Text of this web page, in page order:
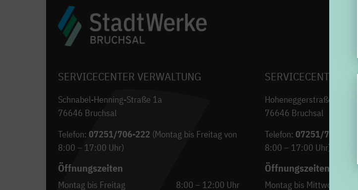
SERVICECENTER VERWALTUNG
Schnabel-Henning-Straße 1a
76646 Bruchsal
Telefon:07251/706-222 (Montag bis Freitag von
8:00 – 17:00 Uhr)
Öffnungszeiten
Montag bis Freitag 8:00 – 12:00 Uhr
SERVICECENTER H7
Hoheneggerstraße 7
76646 Bruchsal
Telefon:07251/706-222
8:00 – 17:00 Uhr)
Öffnungszeiten
Montag bis Mittwoch